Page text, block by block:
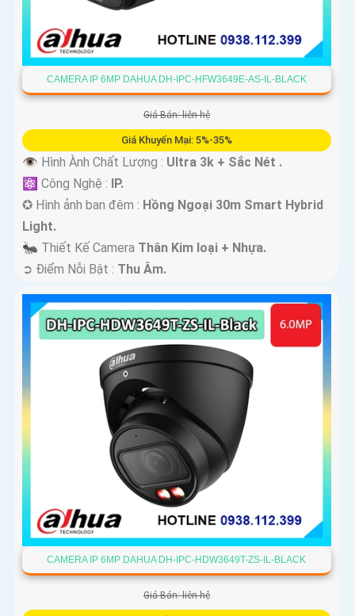
CAMERA IP 6MP DAHUA DH-IPC-HFW3649E-AS-IL-BLACK
Giá Bán: liên hệ
Giá Khuyến Mại: 5%-35%
👁 Hình Ành Chất Lượng : Ultra 3k + Sắc Nét .
⚛️ Công Nghệ :
IP.
✪ Hình ảnh ban đêm : Hồng Ngoại 30m Smart Hybrid
Light.
🐜 Thiết Kế Camera Thân Kim loại + Nhựa.
️➲ Điểm Nỗi Bật : Thu Âm.
CAMERA IP 6MP DAHUA DH-IPC-HDW3649T-ZS-IL-BLACK
Giá Bán: liên hệ